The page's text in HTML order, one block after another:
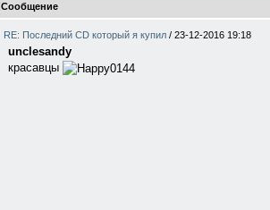
Сообщение
RE: Последний CD который я купил / 23-12-2016 19:18
unclesandy
красавцы